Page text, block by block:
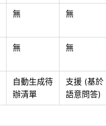
無 無
無 無
自動生成待
辦清單
支援 (基於
語意問答)